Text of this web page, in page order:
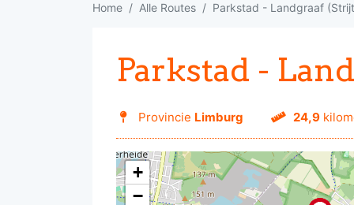
Home Alle Routes Parkstad - Landgraaf
Parkstad -
Provincie Limburg 24,9
+
−